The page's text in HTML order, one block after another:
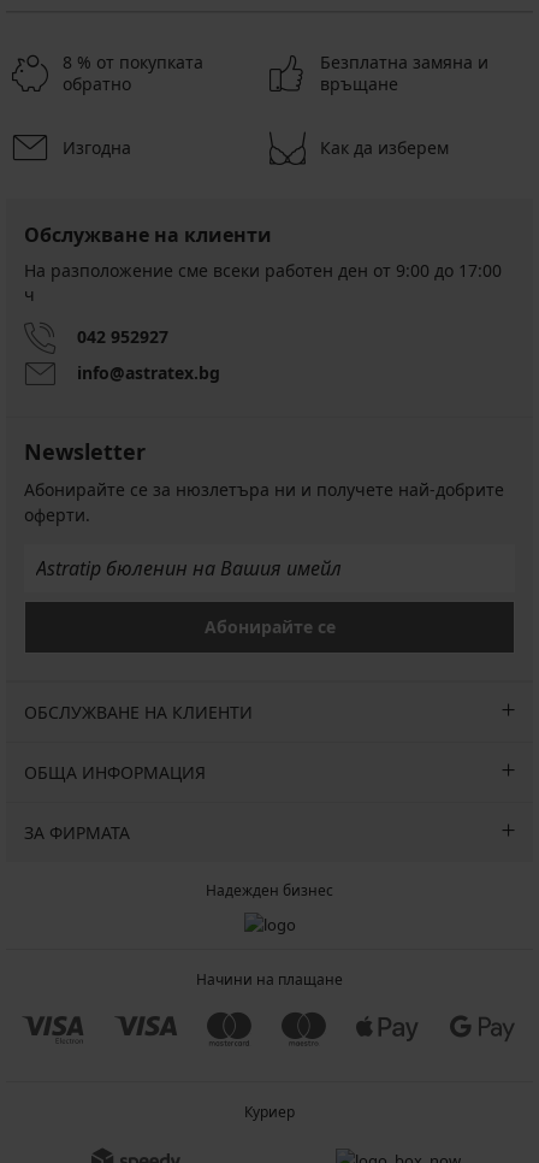
8 % от покупката
обратно
Безплатна замяна и
връщане
Изгодна Как да изберем
Обслужване на клиенти
На разположение сме всеки работен ден от 9:00 до 17:00
ч
042 952927
info@astratex.bg
Newsletter
Абонирайте се за нюзлетъра ни и получете най-добрите
оферти.
Абонирайте се
ОБСЛУЖВАНЕ НА КЛИЕНТИ
ОБЩА ИНФОРМАЦИЯ
ЗА ФИРМАТА
Надежден бизнес
Начини на плащане
Куриер